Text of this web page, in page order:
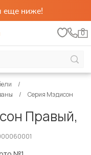
еще ниже!
0
Серия Мэдисон
Правый,